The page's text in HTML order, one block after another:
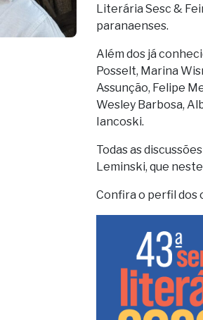
Literária Sesc &
paranaenses.
Além dos já
Posselt, Marina
Assunção, Felipe
Wesley Barbosa,
Iancoski.
Todas as
Leminski, que
Confira o perfil dos